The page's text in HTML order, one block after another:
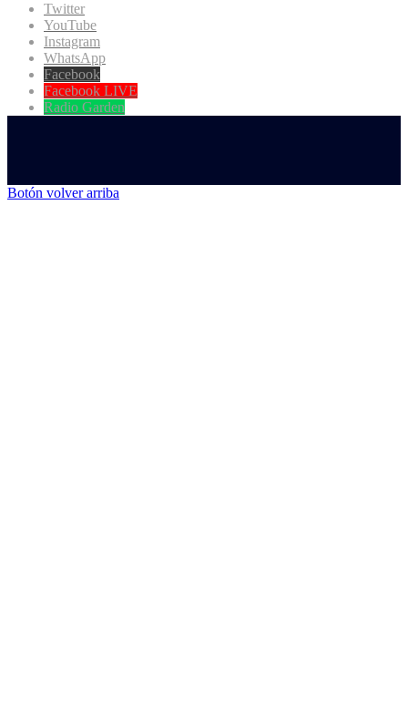
Twitter
YouTube
Instagram
WhatsApp
Facebook
Facebook LIVE
Radio Garden
Botón volver arriba